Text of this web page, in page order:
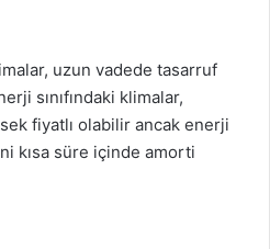
uzun vadede tasarruf
sınıfındaki klimalar,
fiyatlı olabilir ancak enerji
kısa süre içinde amorti